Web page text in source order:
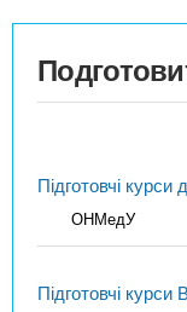
Підготовчі
ОНМедУ
Підготовчі